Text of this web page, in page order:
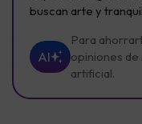
buscan arte y
AI
Para
opiniones
artificial.